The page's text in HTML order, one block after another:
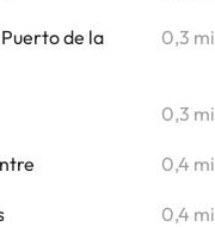
de la
0,3 mi
0,3 mi
0,4 mi
0,4 mi